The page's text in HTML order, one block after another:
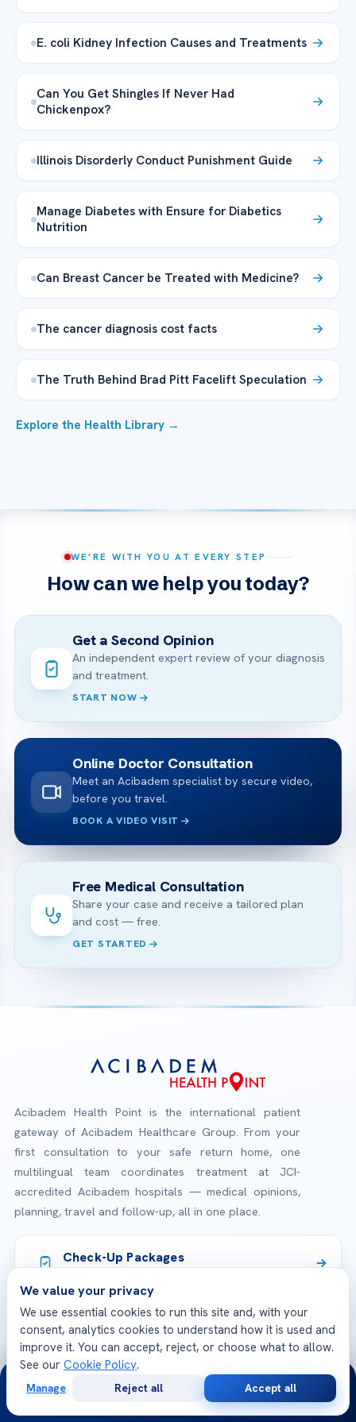
E. coli Kidney Infection Causes and Treatments
Can You Get Shingles If Never Had
Chickenpox?
Illinois Disorderly Conduct Punishment Guide
Manage Diabetes with Ensure for Diabetics
Nutrition
Can Breast Cancer be Treated with Medicine?
The cancer diagnosis cost facts
The Truth Behind Brad Pitt Facelift Speculation
Explore the Health Library →
WE’RE WITH YOU AT EVERY STEP
How can we help you today?
Get a Second Opinion
An independent expert review of your diagnosis
and treatment.
START NOW
Online Doctor Consultation
Meet an Acibadem specialist by secure video,
before you travel.
BOOK A VIDEO VISIT
Free Medical Consultation
Share your case and receive a tailored plan
and cost — free.
GET STARTED
Acibadem Health Point is the international patient
gateway of Acibadem Healthcare Group. From your
first consultation to your safe return home, one
multilingual team coordinates treatment at JCI-
accredited Acibadem hospitals — medical opinions,
planning, travel and follow-up, all in one place.
Check-Up Packages
Explore our health screening programs
JCI Accredited Hospitals
International quality & patient safety standards
We value your privacy
We use essential cookies to run this site and, with your
consent, analytics cookies to understand how it is used and
improve it. You can accept, reject, or choose what to allow.
See our Cookie Policy.
Manage Reject all Accept all
24/7
Consultation
Opinion